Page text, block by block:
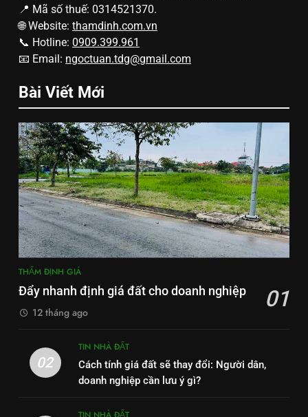
📍 Mã số thuế: 0314521370.
🌐 Website: thamdinh.com.vn
📞 Hotline: 0909.399.961
📧 Email: ngoctuan.tdg@gmail.com
Bài Viết Mới
THẨM ĐỊNH GIÁ
Đẩy nhanh định giá đất cho doanh nghiệp 01
12 tháng ago
02
TIN NHÀ ĐẤT
Cách tính giá đất sẽ thay đổi: Người dân,
doanh nghiệp cần lưu ý gì?